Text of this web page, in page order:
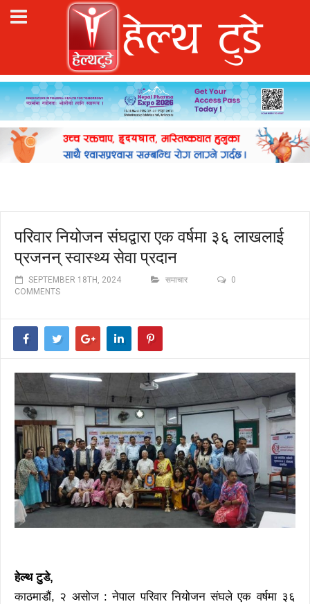
परिवार नियोजन संघद्वारा एक वर्षमा ३६ लाखलाई
प्रजनन् स्वास्थ्य सेवा प्रदान
SEPTEMBER 18TH, 2024 समाचार
0
COMMENTS
हेल्थ टुडे,
काठमाडौं, २ असोज : नेपाल परिवार नियोजन संघले एक वर्षमा ३६